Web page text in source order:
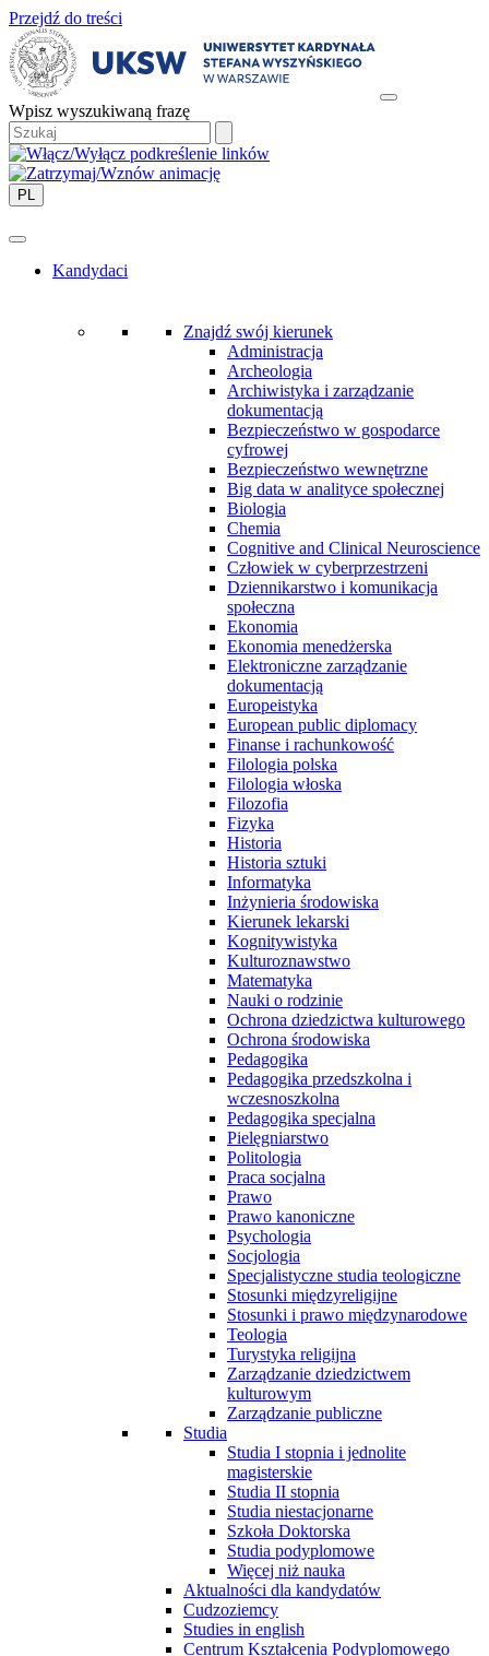
Przejdź do treści
Wpisz wyszukiwaną frazę
PL
Kandydaci
Znajdź swój kierunek
Administracja
Archeologia
Archiwistyka i zarządzanie
dokumentacją
Bezpieczeństwo w gospodarce
cyfrowej
Bezpieczeństwo wewnętrzne
Big data w analityce społecznej
Biologia
Chemia
Cognitive and Clinical Neuroscience
Człowiek w cyberprzestrzeni
Dziennikarstwo i komunikacja
społeczna
Ekonomia
Ekonomia menedżerska
Elektroniczne zarządzanie
dokumentacją
Europeistyka
European public diplomacy
Finanse i rachunkowość
Filologia polska
Filologia włoska
Filozofia
Fizyka
Historia
Historia sztuki
Informatyka
Inżynieria środowiska
Kierunek lekarski
Kognitywistyka
Kulturoznawstwo
Matematyka
Nauki o rodzinie
Ochrona dziedzictwa kulturowego
Ochrona środowiska
Pedagogika
Pedagogika przedszkolna i
wczesnoszkolna
Pedagogika specjalna
Pielęgniarstwo
Politologia
Praca socjalna
Prawo
Prawo kanoniczne
Psychologia
Socjologia
Specjalistyczne studia teologiczne
Stosunki międzyreligijne
Stosunki i prawo międzynarodowe
Teologia
Turystyka religijna
Zarządzanie dziedzictwem
kulturowym
Zarządzanie publiczne
Studia
Studia I stopnia i jednolite
magisterskie
Studia II stopnia
Studia niestacjonarne
Szkoła Doktorska
Studia podyplomowe
Więcej niż nauka
Aktualności dla kandydatów
Cudzoziemcy
Studies in english
Centrum Kształcenia Podyplomowego